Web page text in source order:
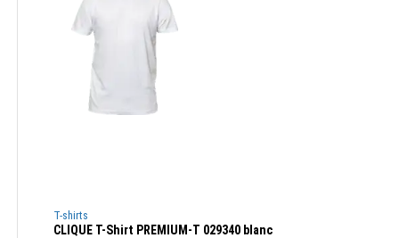
T-shirts
CLIQUE T-Shirt PREMIUM-T 029340 blanc